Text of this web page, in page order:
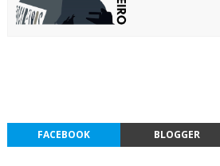
FACEBOOK BLOGGER